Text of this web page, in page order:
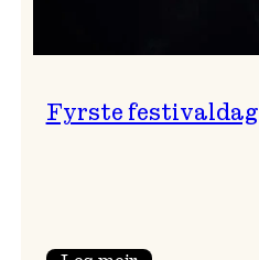
Fyrste festivaldag